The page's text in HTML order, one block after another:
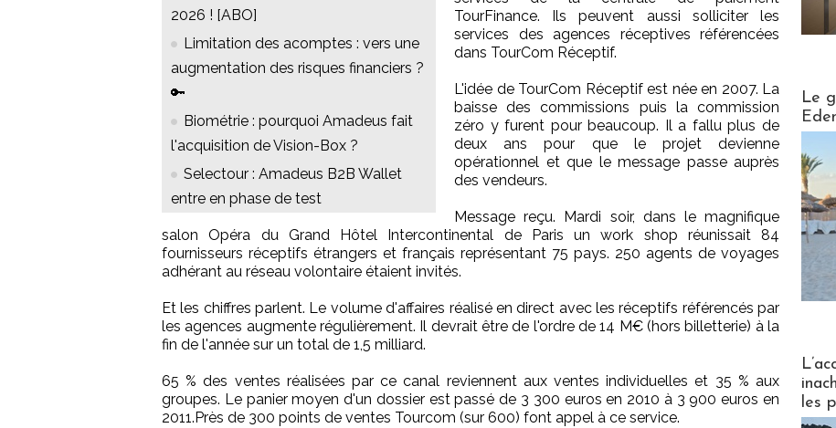
2026 ! [ABO]
Limitation des acomptes : vers une
augmentation des risques financiers ?
🔑
Biométrie : pourquoi Amadeus fait
l'acquisition de Vision-Box ?
Selectour : Amadeus B2B Wallet
entre en phase de test
TourFinance. Ils peuvent aussi solliciter les
services des agences réceptives référencées
dans TourCom Réceptif.
L'idée de TourCom Réceptif est née en 2007. La
baisse des commissions puis la commission
zéro y furent pour beaucoup. Il a fallu plus de
deux ans pour que le projet devienne
opérationnel et que le message passe auprès
des vendeurs.
Message reçu. Mardi soir, dans le magnifique
salon Opéra du Grand Hôtel Intercontinental de Paris un work shop réunissait 84
fournisseurs réceptifs étrangers et français représentant 75 pays. 250 agents de voyages
adhérant au réseau volontaire étaient invités.
Et les chiffres parlent. Le volume d'affaires réalisé en direct avec les réceptifs référencés par
les agences augmente régulièrement. Il devrait être de l'ordre de 14 M€ (hors billetterie) à la
fin de l'année sur un total de 1,5 milliard.
65 % des ventes réalisées par ce canal reviennent aux ventes individuelles et 35 % aux
groupes. Le panier moyen d'un dossier est passé de 3 300 euros en 2010 à 3 900 euros en
2011.Près de 300 points de ventes Tourcom (sur 600) font appel à ce service.
Le
les